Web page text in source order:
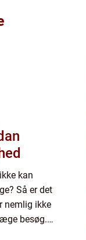
kan
Så er det
nemlig ikke
besøg.